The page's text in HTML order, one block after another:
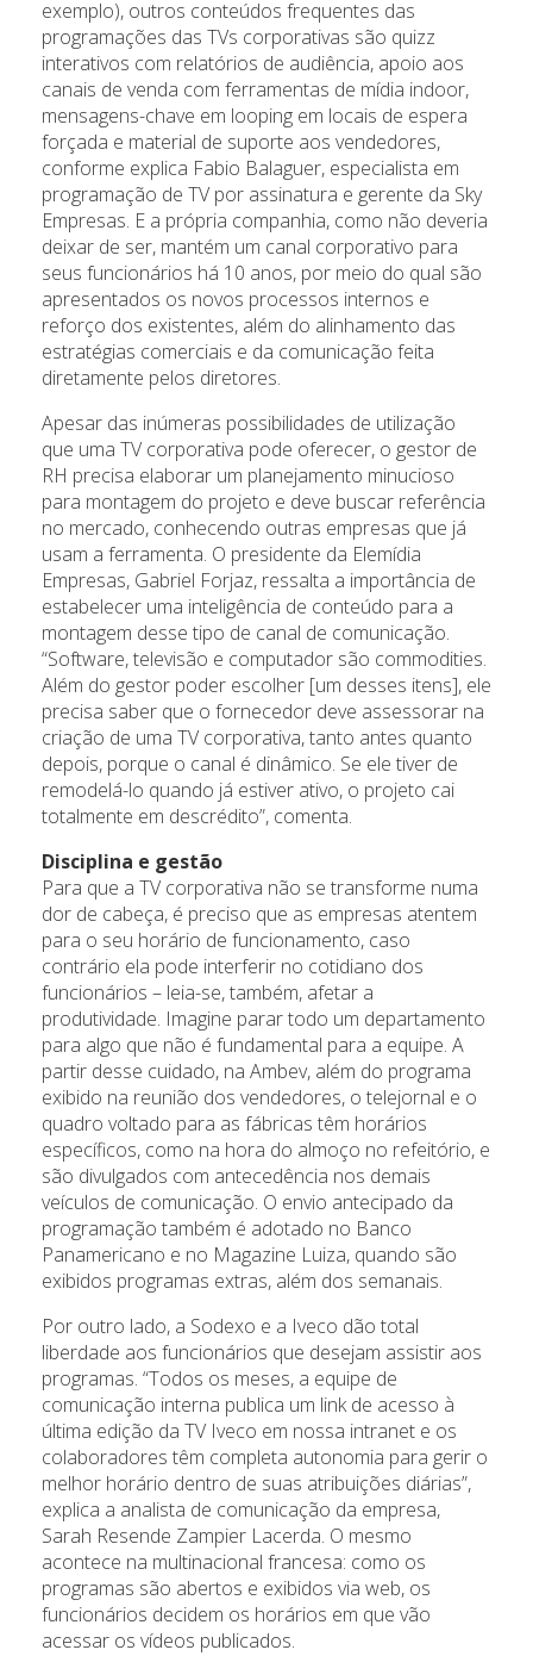
exemplo), outros conteúdos frequentes das
programações das TVs corporativas são quizz
interativos com relatórios de audiência, apoio aos
canais de venda com ferramentas de mídia indoor,
mensagens-chave em looping em locais de espera
forçada e material de suporte aos vendedores,
conforme explica Fabio Balaguer, especialista em
programação de TV por assinatura e gerente da Sky
Empresas. E a própria companhia, como não deveria
deixar de ser, mantém um canal corporativo para
seus funcionários há 10 anos, por meio do qual são
apresentados os novos processos internos e
reforço dos existentes, além do alinhamento das
estratégias comerciais e da comunicação feita
diretamente pelos diretores.
Apesar das inúmeras possibilidades de utilização
que uma TV corporativa pode oferecer, o gestor de
RH precisa elaborar um planejamento minucioso
para montagem do projeto e deve buscar referência
no mercado, conhecendo outras empresas que já
usam a ferramenta. O presidente da Elemídia
Empresas, Gabriel Forjaz, ressalta a importância de
estabelecer uma inteligência de conteúdo para a
montagem desse tipo de canal de comunicação.
“Software, televisão e computador são commodities.
Além do gestor poder escolher [um desses itens], ele
precisa saber que o fornecedor deve assessorar na
criação de uma TV corporativa, tanto antes quanto
depois, porque o canal é dinâmico. Se ele tiver de
remodelá-lo quando já estiver ativo, o projeto cai
totalmente em descrédito”, comenta.
Disciplina e gestão
Para que a TV corporativa não se transforme numa
dor de cabeça, é preciso que as empresas atentem
para o seu horário de funcionamento, caso
contrário ela pode interferir no cotidiano dos
funcionários – leia-se, também, afetar a
produtividade. Imagine parar todo um departamento
para algo que não é fundamental para a equipe. A
partir desse cuidado, na Ambev, além do programa
exibido na reunião dos vendedores, o telejornal e o
quadro voltado para as fábricas têm horários
específicos, como na hora do almoço no refeitório, e
são divulgados com antecedência nos demais
veículos de comunicação. O envio antecipado da
programação também é adotado no Banco
Panamericano e no Magazine Luiza, quando são
exibidos programas extras, além dos semanais.
Por outro lado, a Sodexo e a Iveco dão total
liberdade aos funcionários que desejam assistir aos
programas. “Todos os meses, a equipe de
comunicação interna publica um link de acesso à
última edição da TV Iveco em nossa intranet e os
colaboradores têm completa autonomia para gerir o
melhor horário dentro de suas atribuições diárias”,
explica a analista de comunicação da empresa,
Sarah Resende Zampier Lacerda. O mesmo
acontece na multinacional francesa: como os
programas são abertos e exibidos via web, os
funcionários decidem os horários em que vão
acessar os vídeos publicados.